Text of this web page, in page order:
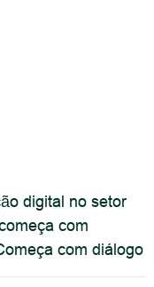
digital no setor
com
com diálogo